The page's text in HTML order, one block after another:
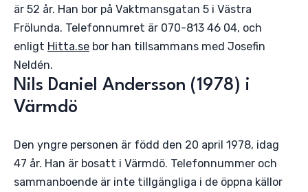
är 52 år. Han bor på Vaktmansgatan 5 i Västra
Frölunda. Telefonnumret är 070-813 46 04, och
enligt Hitta.se bor han tillsammans med Josefin
Neldén.
Nils Daniel Andersson (1978) i
Värmdö
Den yngre personen är född den 20 april 1978, idag
47 år. Han är bosatt i Värmdö. Telefonnummer och
sammanboende är inte tillgängliga i de öppna källor